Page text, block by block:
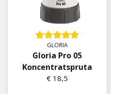
GLORIA
Gloria Pro 05
Koncentratspruta
€ 18,5